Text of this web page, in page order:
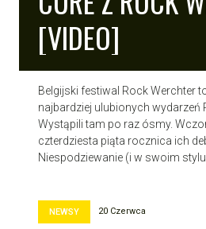
[VIDEO]
Belgijski festiwal Rock Werchter
najbardziej ulubionych wydarzeń
Wystąpili tam po raz ósmy.
czterdziesta piąta rocznica ich
Niespodziewanie (i w swoim
NEWSY 20 Czerwca